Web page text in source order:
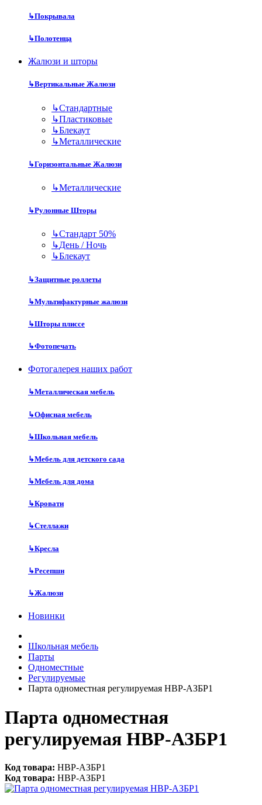
↳Покрывала
↳Полотенца
Жалюзи и шторы
↳Вертикальные Жалюзи
↳Стандартные
↳Пластиковые
↳Блекаут
↳Металлические
↳Горизонтальные Жалюзи
↳Металлические
↳Рулонные Шторы
↳Стандарт 50%
↳День / Ночь
↳Блекаут
↳Защитные роллеты
↳Мультифактурные жалюзи
↳Шторы плиссе
↳Фотопечать
Фотогалерея наших работ
↳Металлическая мебель
↳Офисная мебель
↳Школьная мебель
↳Мебель для детского сада
↳Мебель для дома
↳Кровати
↳Стеллажи
↳Кресла
↳Ресепшн
↳Жалюзи
Новинки
Школьная мебель
Парты
Одноместные
Регулируемые
Парта одноместная регулируемая НВР-АЗБР1
Парта одноместная
регулируемая НВР-АЗБР1
Код товара: НВР-АЗБР1
Код товара: НВР-АЗБР1